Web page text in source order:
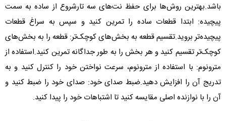
باشد.بهترین روش‌ها برای حفظ نت‌های سه تارشروع از ساده به سمت
پیچیده: ابتدا قطعات ساده را تمرین کنید و سپس به سراغ قطعات
پیچیده‌تر بروید.تقسیم قطعه به بخش‌های کوچک‌تر: قطعه را به بخش‌های
کوچک‌تر تقسیم کنید و هر بخش را به طور جداگانه تمرین کنید.استفاده از
مترونوم: با استفاده از مترونوم، سرعت نواختن خود را کنترل کنید و به
تدریج آن را افزایش دهید.ضبط صدای خود: صدای خود را ضبط کنید و
آن را با نوازنده اصلی مقایسه کنید تا اشتباهات خود را پیدا کنید.